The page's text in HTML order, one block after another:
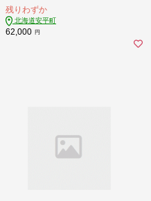
残りわずか
北海道安平町
62,000 円